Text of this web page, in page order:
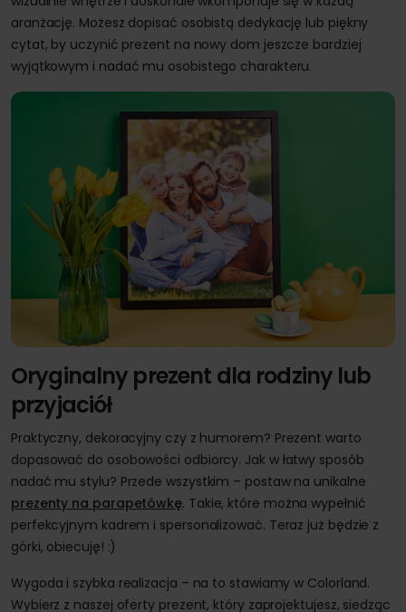
aranżację. Możesz dopisać osobistą dedykację lub piękny
cytat, by uczynić prezent na nowy dom jeszcze bardziej
wyjątkowym i nadać mu osobistego charakteru.
Oryginalny prezent dla rodziny lub
przyjaciół
Praktyczny, dekoracyjny czy z humorem? Prezent warto
dopasować do osobowości odbiorcy. Jak w łatwy sposób
nadać mu stylu? Przede wszystkim – postaw na unikalne
prezenty na parapetówkę. Takie, które można wypełnić
perfekcyjnym kadrem i spersonalizować. Teraz już będzie z
górki, obiecuję! :)
Wygoda i szybka realizacja – na to stawiamy w Colorland.
Wybierz z naszej oferty prezent, który zaprojektujesz, siedząc